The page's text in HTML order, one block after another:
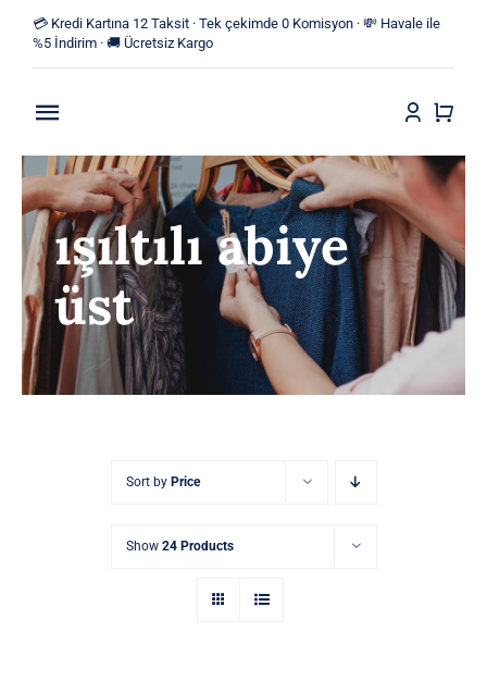
content
💳 Kredi Kartına 12 Taksit · Tek çekimde 0 Komisyon · 💸 Havale ile
%5 İndirim · 🚚 Ücretsiz Kargo
Toggle
Navigation
Anasayfa
Mağaza
Yeni Ürünler
Kategoriler
ışıltılı abiye
üst
Sort by Price
Show 24 Products